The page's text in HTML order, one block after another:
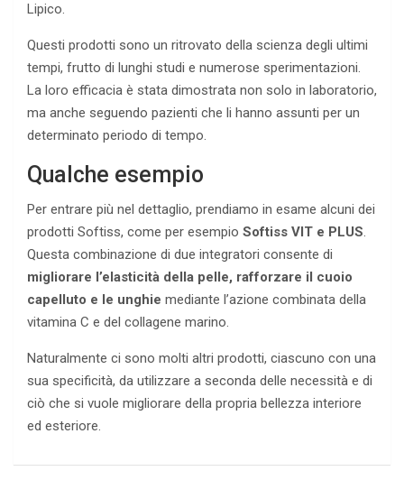
Lipico.
Questi prodotti sono un ritrovato della scienza degli ultimi
tempi, frutto di lunghi studi e numerose sperimentazioni.
La loro efficacia è stata dimostrata non solo in laboratorio,
ma anche seguendo pazienti che li hanno assunti per un
determinato periodo di tempo.
Qualche esempio
Per entrare più nel dettaglio, prendiamo in esame alcuni dei
prodotti Softiss, come per esempio Softiss VIT e PLUS.
Questa combinazione di due integratori consente di
migliorare l’elasticità della pelle, rafforzare il cuoio
capelluto e le unghie mediante l’azione combinata della
vitamina C e del collagene marino.
Naturalmente ci sono molti altri prodotti, ciascuno con una
sua specificità, da utilizzare a seconda delle necessità e di
ciò che si vuole migliorare della propria bellezza interiore
ed esteriore.